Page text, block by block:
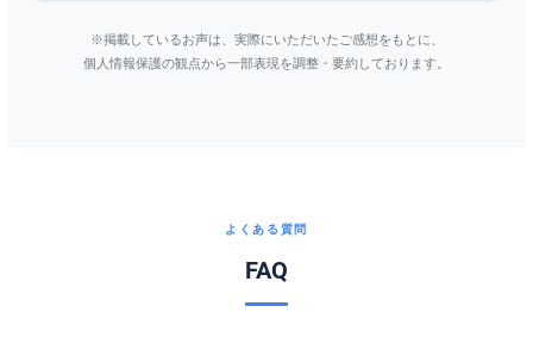
※掲載しているお声は、実際にいただいたご感想をもとに、
個人情報保護の観点から一部表現を調整・要約しております。
よくある質問
FAQ